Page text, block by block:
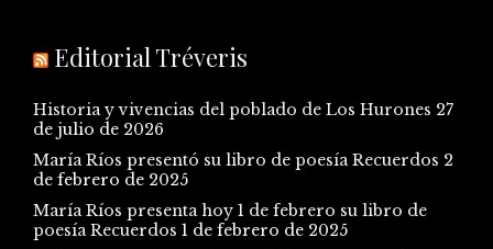
Editorial Tréveris
Historia y vivencias del poblado de Los Hurones 27
de julio de 2026
María Ríos presentó su libro de poesía Recuerdos 2
de febrero de 2025
María Ríos presenta hoy 1 de febrero su libro de
poesía Recuerdos 1 de febrero de 2025